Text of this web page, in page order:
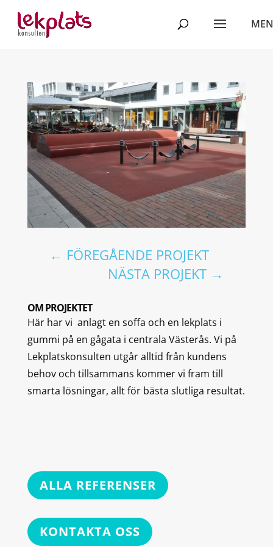
← FÖREGÅENDE PROJEKT
NÄSTA PROJEKT →
OM PROJEKTET
Här har vi anlagt en soffa och en lekplats i
gummi på en gågata i centrala Västerås. Vi på
Lekplatskonsulten utgår alltid från kundens
behov och tillsammans kommer vi fram till
smarta lösningar, allt för bästa slutliga resultat.
ALLA REFERENSER
KONTAKTA OSS